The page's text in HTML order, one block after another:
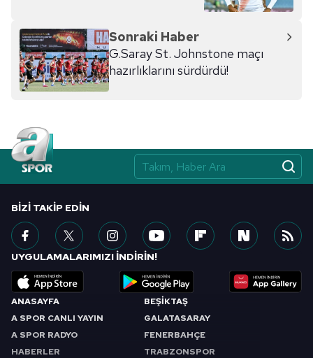
Sonraki Haber
G.Saray St. Johnstone maçı
hazırlıklarını sürdürdü!
ANASAYFA
A SPOR CANLI YAYIN
A SPOR RADYO
HABERLER
BEŞİKTAŞ
GALATASARAY
FENERBAHÇE
TRABZONSPOR
BIZI TAKIP EDIN
UYGULAMALARIMIZI İNDİRİN!